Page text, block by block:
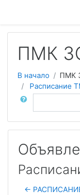
ПМК
В начало ПМК
Расписание
Поиск по
←